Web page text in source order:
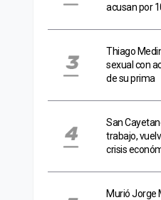
acusan por
Thiago
sexual con
de su prima
San
trabajo,
crisis
Murió Jorge